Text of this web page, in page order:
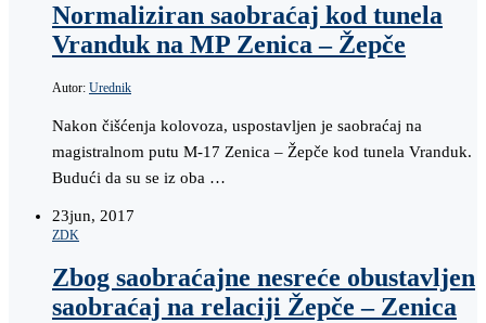
Normaliziran saobraćaj kod tunela
Vranduk na MP Zenica – Žepče
Autor: Urednik
Nakon čišćenja kolovoza, uspostavljen je saobraćaj na
magistralnom putu M-17 Zenica – Žepče kod tunela Vranduk.
Budući da su se iz oba …
23jun, 2017
ZDK
Zbog saobraćajne nesreće obustavljen
saobraćaj na relaciji Žepče – Zenica